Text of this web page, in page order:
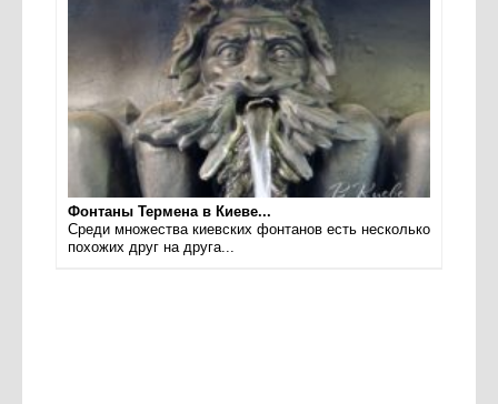
Фонтаны Термена в Киеве...
Среди множества киевских фонтанов есть несколько
похожих друг на друга...